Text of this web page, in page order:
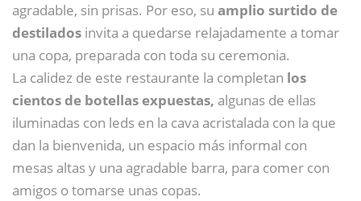
agradable, sin prisas. Por eso, su amplio surtido de
destilados invita a quedarse relajadamente a tomar
una copa, preparada con toda su ceremonia.
La calidez de este restaurante la completan los
cientos de botellas expuestas, algunas de ellas
iluminadas con leds en la cava acristalada con la que
dan la bienvenida, un espacio más informal con
mesas altas y una agradable barra, para comer con
amigos o tomarse unas copas.